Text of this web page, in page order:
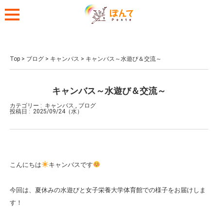
Top > ブログ > キャンバス > キャンバス～水遊び＆交流～
キャンバス～水遊び＆交流～
カテゴリー : キャンバス , ブログ
投稿日 : 2025/09/24（水）
こんにちは キャンバスです
今回は、夏休みの水遊びと女子栄養大学体育館での様子をお届けしま
す！